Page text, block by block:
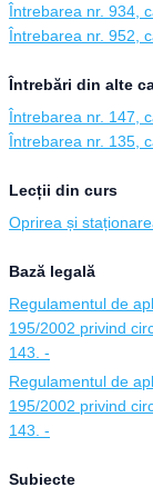
Întrebarea nr. 934,
Întrebarea nr. 952,
Întrebări din alte
Întrebarea nr. 147,
Întrebarea nr. 135,
Lecții din curs
Oprirea și
Bază legală
Regulamentul de
195/2002 privind
143. -
Regulamentul de
195/2002 privind
143. -
Subiecte